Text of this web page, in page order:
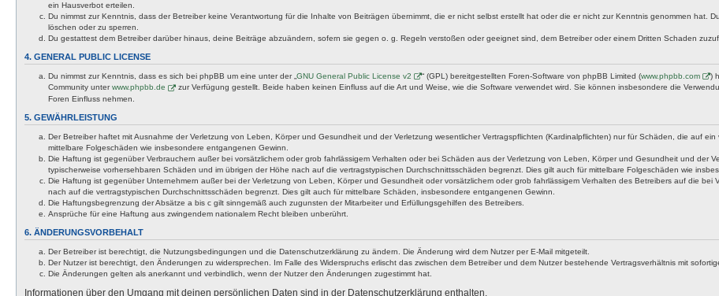
ein Hausverbot erteilen.
Du nimmst zur Kenntnis, dass der Betreiber keine Verantwortung für die Inhalte von Beiträgen übernimmt, die er nicht selbst erstellt hat oder die er nicht zur Kenntnis genommen hat.
löschen oder zu sperren.
Du gestattest dem Betreiber darüber hinaus, deine Beiträge abzuändern, sofern sie gegen o. g. Regeln verstoßen oder geeignet sind, dem Betreiber oder einem Dritten Schaden
4. GENERAL PUBLIC LICENSE
Du nimmst zur Kenntnis, dass es sich bei phpBB um eine unter der „ GNU General Public License v2 “ (GPL) bereitgestellten Foren-Software von phpBB Limited (www.phpbb.com
)
Community unterwww.phpbb.de
zur Verfügung gestellt. Beide haben keinen Einfluss auf die Art und Weise, wie die Software verwendet wird. Sie können insbesondere die
Foren Einfluss nehmen.
5. GEWÄHRLEISTUNG
Der Betreiber haftet mit Ausnahme der Verletzung von Leben, Körper und Gesundheit und der Verletzung wesentlicher Vertragspflichten (Kardinalpflichten) nur für Schäden, die auf
mittelbare Folgeschäden wie insbesondere entgangenen Gewinn.
Die Haftung ist gegenüber Verbrauchern außer bei vorsätzlichem oder grob fahrlässigem Verhalten oder bei Schäden aus der Verletzung von Leben, Körper und Gesundheit und der
typischerweise vorhersehbaren Schäden und im übrigen der Höhe nach auf die vertragstypischen Durchschnittsschäden begrenzt. Dies gilt auch für mittelbare Folgeschäden wie
Die Haftung ist gegenüber Unternehmern außer bei der Verletzung von Leben, Körper und Gesundheit oder vorsätzlichem oder grob fahrlässigem Verhalten des Betreibers auf die bei
nach auf die vertragstypischen Durchschnittsschäden begrenzt. Dies gilt auch für mittelbare Schäden, insbesondere entgangenen Gewinn.
Die Haftungsbegrenzung der Absätze a bis c gilt sinngemäß auch zugunsten der Mitarbeiter und Erfüllungsgehilfen des Betreibers.
Ansprüche für eine Haftung aus zwingendem nationalem Recht bleiben unberührt.
6. ÄNDERUNGSVORBEHALT
Der Betreiber ist berechtigt, die Nutzungsbedingungen und die Datenschutzerklärung zu ändern. Die Änderung wird dem Nutzer per E-Mail mitgeteilt.
Der Nutzer ist berechtigt, den Änderungen zu widersprechen. Im Falle des Widerspruchs erlischt das zwischen dem Betreiber und dem Nutzer bestehende Vertragsverhältnis mit
Die Änderungen gelten als anerkannt und verbindlich, wenn der Nutzer den Änderungen zugestimmt hat.
Informationen über den Umgang mit deinen persönlichen Daten sind in der Datenschutzerklärung enthalten.